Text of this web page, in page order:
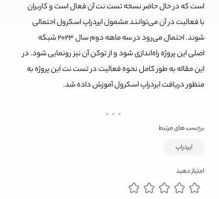
است که در حال حاضر نسخه تست نت آن فعال است و کاربران
با فعالیت در آن می‌توانند مشمول ایردراپ اسکرول احتمالی
شوند. احتمال می‌رود در سه ماهه دوم سال 2023 شبکه
اصلی این پروژه راه‌اندازی شود و از توکن آن نیز رونمایی شود. در
این مقاله به طور کامل نحوه فعالیت در تست نت این پروژه به
منظور دریافت ایردراپ اسکرول آموزش داده شد.
برچسب های مرتبط
ایردراپ
امتیاز دهید